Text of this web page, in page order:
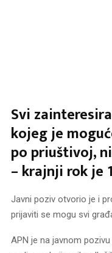
Svi
kojeg je
po priuštivoj,
– krajnji rok je
Javni poziv otvorio je i
prijaviti se mogu svi
APN je na javnom